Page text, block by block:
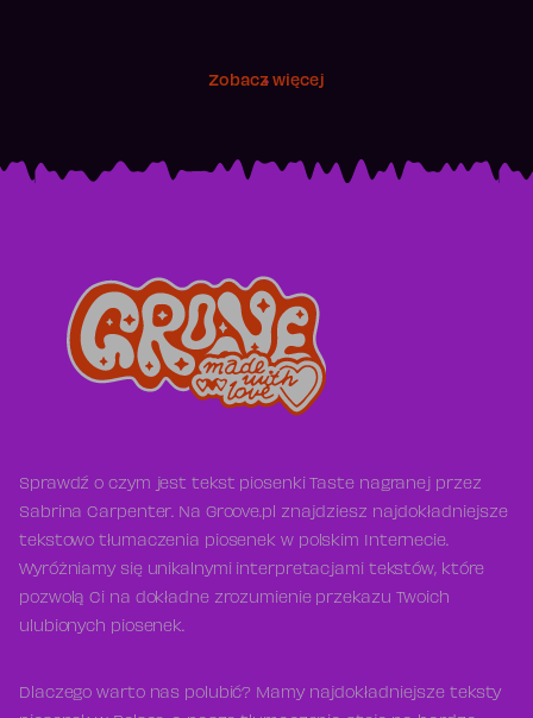
Zobacz więcej
Sprawdź o czym jest tekst piosenki Taste nagranej przez
Sabrina Carpenter. Na Groove.pl znajdziesz najdokładniejsze
tekstowo tłumaczenia piosenek w polskim Internecie.
Wyróżniamy się unikalnymi interpretacjami tekstów, które
pozwolą Ci na dokładne zrozumienie przekazu Twoich
ulubionych piosenek.
Dlaczego warto nas polubić? Mamy najdokładniejsze teksty